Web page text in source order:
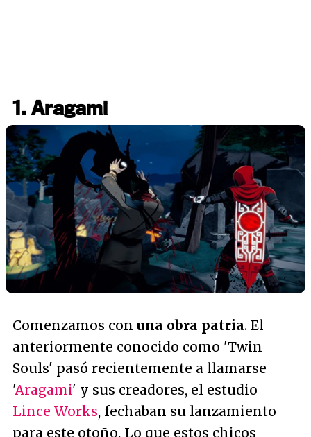
1. Aragami
Comenzamos con una obra patria. El
anteriormente conocido como 'Twin
Souls' pasó recientemente a llamarse
'Aragami' y sus creadores, el estudio
Lince Works, fechaban su lanzamiento
para este otoño. Lo que estos chicos